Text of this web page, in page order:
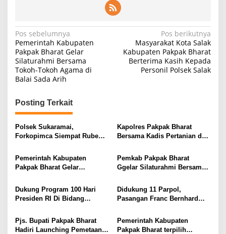
Navigasi
pos
Pos sebelumnya
Pemerintah Kabupaten
Pakpak Bharat Gelar
Silaturahmi Bersama
Tokoh-Tokoh Agama di
Balai Sada Arih
Pos berikutnya
Masyarakat Kota Salak
Kabupaten Pakpak Bharat
Berterima Kasih Kepada
Personil Polsek Salak
Posting Terkait
Polsek Sukaramai,
Forkopimca Siempat Rube
Program Presiden RI Bidang
Ketahanan Pangan Perdana
Tanam Bibit Jagung
Kapolres Pakpak Bharat
Bersama Kadis Pertanian dan
Pertanian dan Perikanan
Pemerintah Kabupaten
Pakpak Bharat Gelar
Tokoh Agama di Balai Sada
Arih
Pemkab Pakpak Bharat
Ggelar Silaturahmi Bersama
Sada Arih
Dukung Program 100 Hari
Presiden RI Di Bidang
Bhabinkamtibmas Polres
Pakpak Bharat Aktif Turun Ke
Didukung 11 Parpol,
Pasangan Franc Bernhard
Daftar Ke KPU Pakpak Bharat
Pjs. Bupati Pakpak Bharat
Hadiri Launching Pemetaan
Pemerintah Kabupaten
Pakpak Bharat terpilih